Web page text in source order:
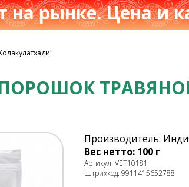
на рынке. Цена и
Производитель:
Вес нетто: 100 г
Артикул: VET10181
Штрихкод: 9911415652788